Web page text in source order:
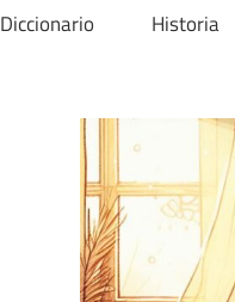
Diccionario Historia